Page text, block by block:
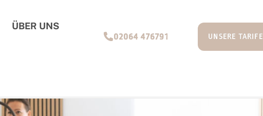
ÜBER UNS
02064 476791 UNSERE TARIFE